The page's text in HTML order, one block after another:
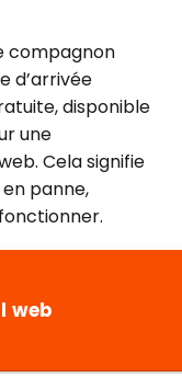
compagnon
d’arrivée
disponible
une
Cela signifie
panne,
web